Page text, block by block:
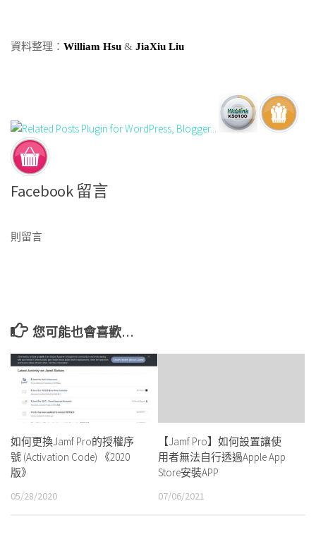
資料整理： William Hsu & JiaXiu Liu
Facebook 留言
則留言
您可能也會喜歡…
如何更換Jamf Pro的授權序
號 (Activation Code) 《2020
版》
05/28/2020
【Jamf Pro】如何設置讓使
用者無法自行透過Apple App
Store安裝APP
07/06/2021